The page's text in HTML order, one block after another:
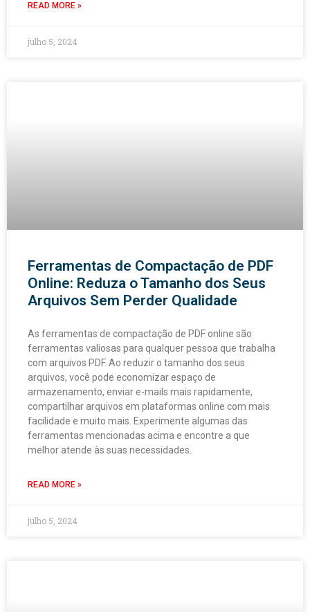
READ MORE »
julho 5, 2024
Ferramentas de Compactação de PDF
Online: Reduza o Tamanho dos Seus
Arquivos Sem Perder Qualidade
As ferramentas de compactação de PDF online são
ferramentas valiosas para qualquer pessoa que trabalha
com arquivos PDF. Ao reduzir o tamanho dos seus
arquivos, você pode economizar espaço de
armazenamento, enviar e-mails mais rapidamente,
compartilhar arquivos em plataformas online com mais
facilidade e muito mais. Experimente algumas das
ferramentas mencionadas acima e encontre a que
melhor atende às suas necessidades.
READ MORE »
julho 5, 2024